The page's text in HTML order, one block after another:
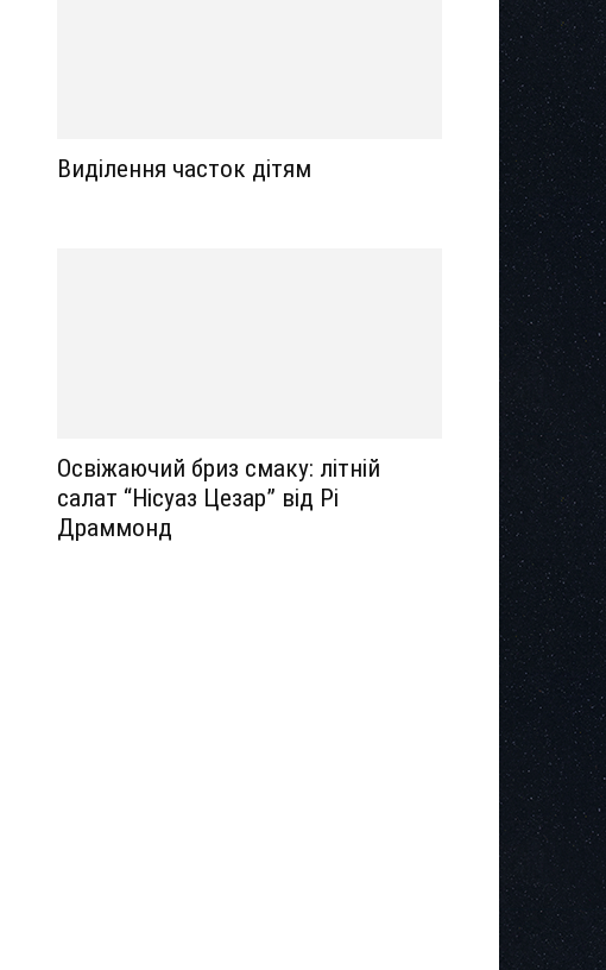
Виділення часток дітям
Освіжаючий бриз смаку: літній
салат “Нісуаз Цезар” від Рі
Драммонд